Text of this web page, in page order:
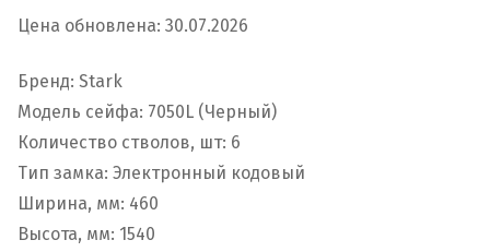
Цена обновлена: 30.07.2026
Бренд: Stark
Модель сейфа: 7050L (Черный)
Количество стволов, шт: 6
Тип замка: Электронный кодовый
Ширина, мм: 460
Высота, мм: 1540